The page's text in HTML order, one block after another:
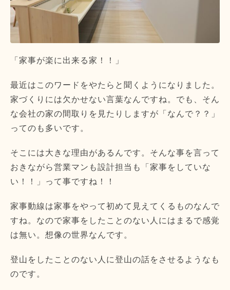
「家事が楽に出来る家！！」
最近はこのワードをやたらと聞くようになりました。
家づくりには欠かせない言葉なんですね。でも、そん
な会社の家の間取りを見たりしますが「なんで？？」
ってのも多いです。
そこには大きな理由があるんです。そんな事を言って
おきながら営業マンも設計担当も「家事をしていな
い！！」って事ですね！！
家事動線は家事をやって初めて見えてくるものなんで
すね。なので家事をしたことのない人にはまるで感覚
は無い。想像の世界なんです。
登山をしたことのない人に登山の話をさせるようなも
のです。